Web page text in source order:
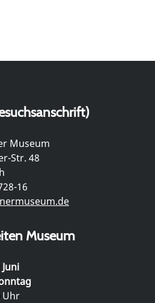
Museum
Str. 48
16
Museum
Uhr